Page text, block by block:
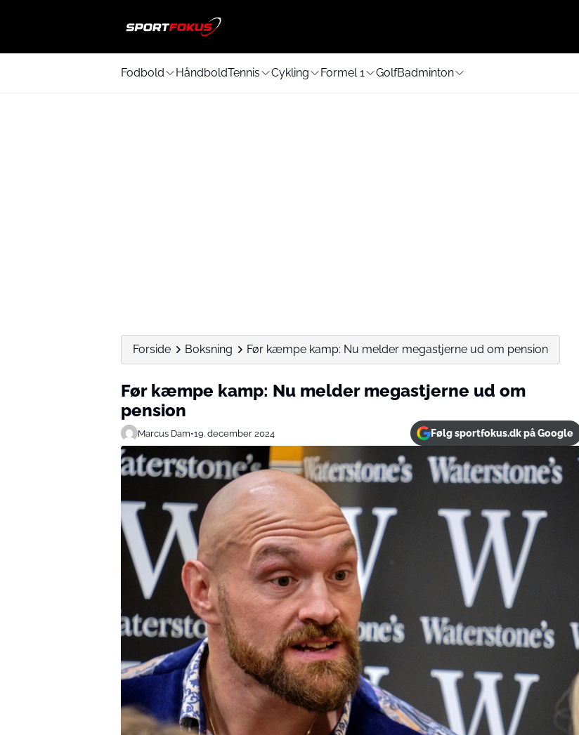
Fodbold HåndboldTennis Cykling Formel 1 GolfBadminton
Forside Boksning Før kæmpe kamp: Nu melder megastjerne ud om pension
Før kæmpe kamp: Nu melder megastjerne ud om
pension
Marcus Dam•19. december 2024 Følg sportfokus.dk på Google